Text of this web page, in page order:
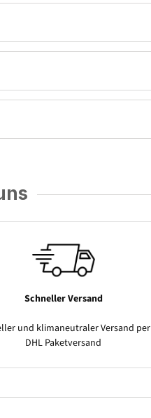
Schneller Versand
und klimaneutraler Versand per
DHL Paketversand